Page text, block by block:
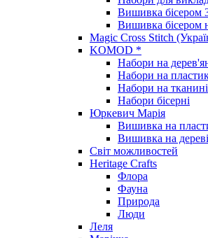
Вишивка бісером
Вишивка бісером
Magic Cross Stitch
KOMOD *
Набори на
Набори на
Набори на тканині
Набори бісерні
Юркевич Марія
Вишивка на
Вишивка на дереві
Світ можливостей
Heritage Crafts
Флора
Фауна
Природа
Люди
Леля